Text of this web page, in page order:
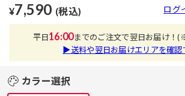
¥7,590 (税込) ログ
平日16:00までのご注文で翌日お届け！
▶送料や翌日お届けエリアを確
カラー選択